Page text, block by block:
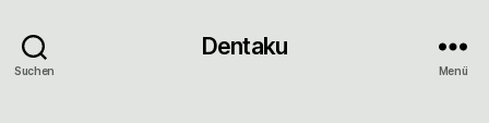
Suchen
Dentaku
Menü